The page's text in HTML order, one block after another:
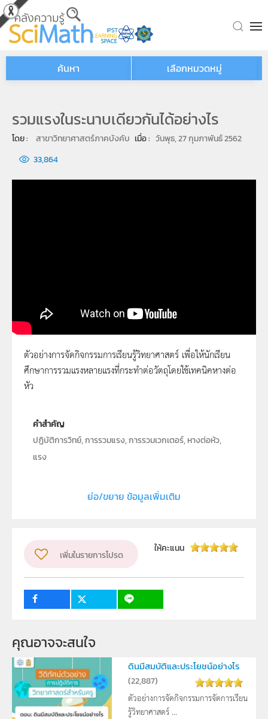
Skip to main content
ค้นหา เลือกหมวดหมู่
รวมแรงในระนาบเดียวกันได้อย่างไร
โดย : สาขาวิทยาศาสตร์ภาคบังคับ เมื่อ : วันพุธ, 27 กุมภาพันธ์ 2562
33,864
รวมแรงในระนาบเดียวกันได้อย่างไร
ตัวอย่างการจัดกิจกรรมการเรียนรู้วิทยาศาสตร์ เพื่อให้นักเรียน
ศึกษาการรวมแรงหลายแรงที่กระทำต่อวัตถุโดยใช้เทคนิคหางต่อ
หัว
คำสำคัญ
ปฏิบัติการวิทย์, การรวมแรง, การรวมเวกเตอร์, หางต่อหัว,
แรง
สาขาวิทยาศาสตร์ภาคบังคับ
วิชา
วิทยาศาสตร์ทั่วไป
ระดับชั้น
ย่อ/ขยาย ข้อมูลเพิ่มเติม
เพิ่มในรายการโปรด
ให้คะแนน
คุณอาจจะสนใจ
ดินมีสมบัติและประโยชน์อย่างไร
(22,887)
ตัวอย่างการจัดกิจกรรมการจัดการเรียน
รู้วิทยาศาสตร์ ...